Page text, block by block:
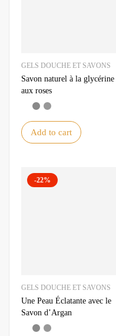
GELS DOUCHE ET SAVONS
Savon naturel à la glycérine
aux roses
Add to cart
-22%
GELS DOUCHE ET SAVONS
Une Peau Éclatante avec le
Savon d’Argan